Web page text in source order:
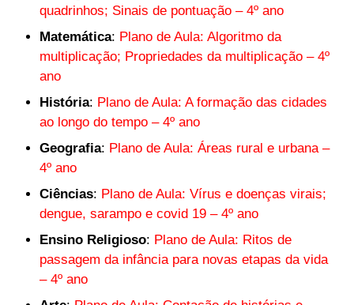
quadrinhos; Sinais de pontuação – 4º ano
Matemática: Plano de Aula: Algoritmo da
multiplicação; Propriedades da multiplicação – 4º
ano
História: Plano de Aula: A formação das cidades
ao longo do tempo – 4º ano
Geografia: Plano de Aula: Áreas rural e urbana –
4º ano
Ciências: Plano de Aula: Vírus e doenças virais;
dengue, sarampo e covid 19 – 4º ano
Ensino Religioso: Plano de Aula: Ritos de
passagem da infância para novas etapas da vida
– 4º ano